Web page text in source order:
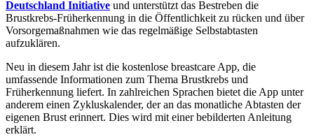
Deutschland Initiative und unterstützt das Bestreben die
Brustkrebs-Früherkennung in die Öffentlichkeit zu rücken und über
Vorsorgemaßnahmen wie das regelmäßige Selbstabtasten
aufzuklären.
Neu in diesem Jahr ist die kostenlose breastcare App, die
umfassende Informationen zum Thema Brustkrebs und
Früherkennung liefert. In zahlreichen Sprachen bietet die App unter
anderem einen Zykluskalender, der an das monatliche Abtasten der
eigenen Brust erinnert. Dies wird mit einer bebilderten Anleitung
erklärt.